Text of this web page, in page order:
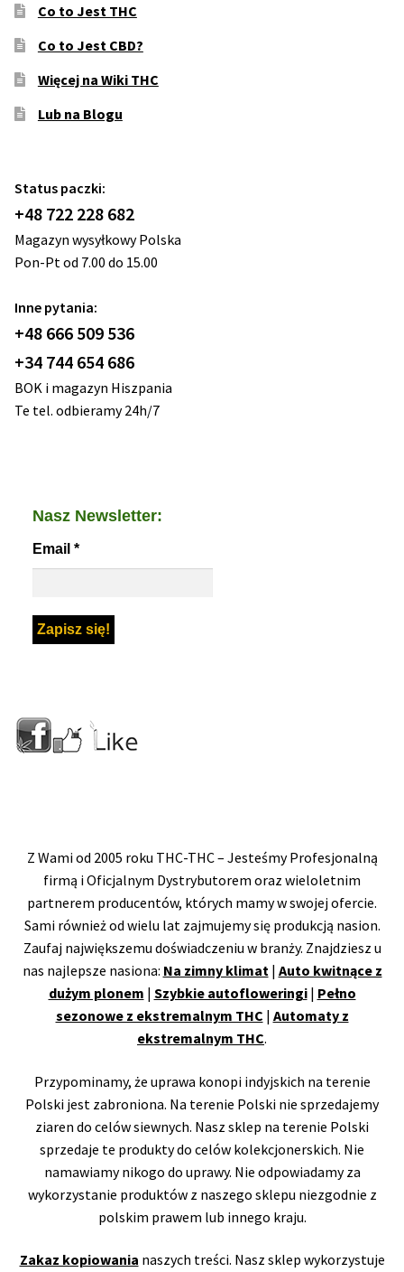
Co to Jest THC
Co to Jest CBD?
Więcej na Wiki THC
Lub na Blogu
Status paczki:
+48 722 228 682
Magazyn wysyłkowy Polska
Pon-Pt od 7.00 do 15.00
Inne pytania:
+48 666 509 536
+34 744 654 686
BOK i magazyn Hiszpania
Te tel. odbieramy 24h/7
Nasz Newsletter:
Email *
Z Wami od 2005 roku THC-THC – Jesteśmy Profesjonalną
firmą i Oficjalnym Dystrybutorem oraz wieloletnim
partnerem producentów, których mamy w swojej ofercie.
Sami również od wielu lat zajmujemy się produkcją nasion.
Zaufaj największemu doświadczeniu w branży. Znajdziesz u
nas najlepsze nasiona: Na zimny klimat| Auto kwitnące z
dużym plonem | Szybkie autofloweringi| Pełno
sezonowe z ekstremalnym THC | Automaty z
ekstremalnym THC.
Przypominamy, że uprawa konopi indyjskich na terenie
Polski jest zabroniona. Na terenie Polski nie sprzedajemy
ziaren do celów siewnych. Nasz sklep na terenie Polski
sprzedaje te produkty do celów kolekcjonerskich. Nie
namawiamy nikogo do uprawy. Nie odpowiadamy za
wykorzystanie produktów z naszego sklepu niezgodnie z
polskim prawem lub innego kraju.
Zakaz kopiowania naszych treści. Nasz sklep wykorzystuje